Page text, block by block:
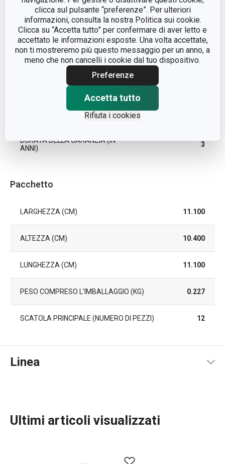
clicca sul pulsante “preferenze”. Per ulteriori
informazioni, consulta la nostra Politica sui cookie.
Clicca su “Accetta tutto” per confermare di aver letto e
accettato le informazioni esposte. Una volta accettate,
non ti mostreremo più questo messaggio per un anno, a
meno che non cancelli i cookie dal tuo dispositivo.
Preferenze
Accetta tutto
Rifiuta i cookies
LINEA DI PRODOTTO LAGOON
MATERIALE plastica
TIPO portagioie
DURATA DELLA GARANZIA (IN
ANNI)
3
Pacchetto
LARGHEZZA (CM) 11.100
ALTEZZA (CM) 10.400
LUNGHEZZA (CM) 11.100
PESO COMPRESO L'IMBALLAGGIO (KG) 0.227
SCATOLA PRINCIPALE (NUMERO DI PEZZI) 12
Linea
Ultimi articoli visualizzati